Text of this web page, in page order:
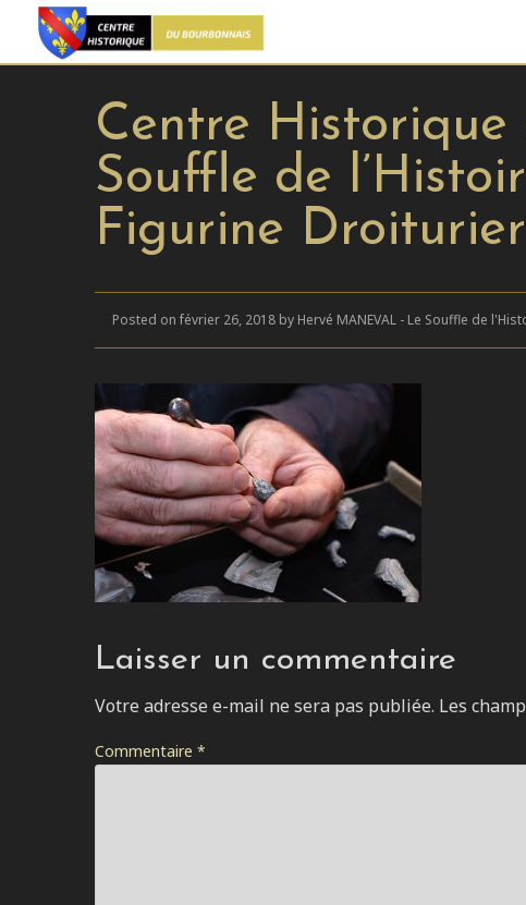
Centre
Souffle de
Figurine
Posted on février 26, 2018 by Hervé MANEVAL - Le Souffle de
Laisser un commentaire
Votre adresse e-mail ne sera pas publiée. Les
Commentaire *